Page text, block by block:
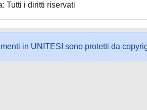
Tutti i diritti riservati
in UNITESI sono protetti da